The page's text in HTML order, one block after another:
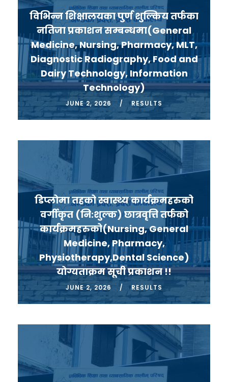
विभिन्न शिक्षालयका पुर्ण शुल्किय तर्फका
नतिजा प्रकाशन सम्बन्धमा(General
Medicine, Nursing, Pharmacy, MLT,
Diagnostic Radiography, Food and
Dairy Technology, Information
Technology)
JUNE 2, 2026 RESULTS
डिप्लोमा तहको स्वास्थ्य कार्यक्रमहरुको
वर्गीकृत (नि:शुल्क) छात्रवृत्ति तर्फको
कार्यक्रमहरुको(Nursing, General
Medicine, Pharmacy,
Physiotherapy,Dental Science)
योग्यताक्रम सूची प्रकाशन !!
JUNE 2, 2026 RESULTS